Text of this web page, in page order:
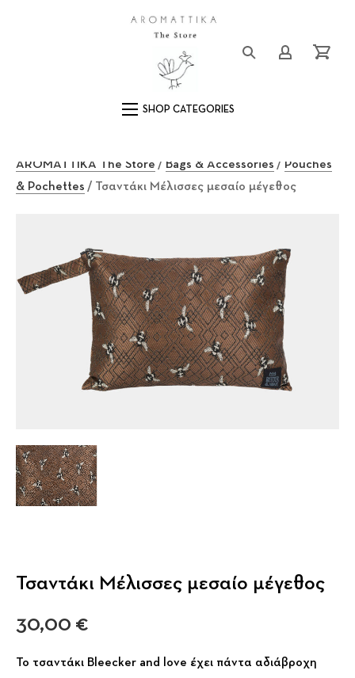
Logo
Main Navigation
AROMATTIKA The Store / Bags & Accessories / Pouches
& Pochettes / Τσαντάκι Μέλισσες μεσαίο μέγεθος
Τσαντάκι Μέλισσες μεσαίο μέγεθος
30,00 €
Το τσαντάκι Bleecker and love έχει πάντα αδιάβροχη